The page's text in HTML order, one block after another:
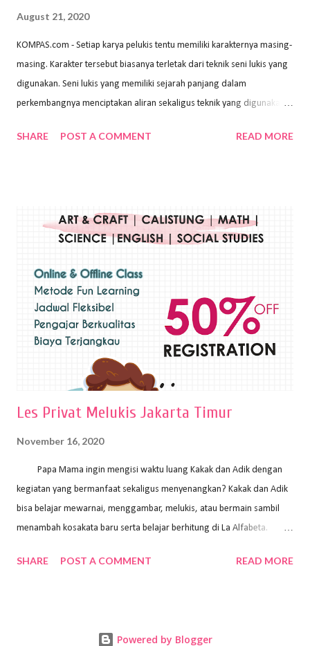
August 21, 2020
KOMPAS.com - Setiap karya pelukis tentu memiliki karakternya masing-
masing. Karakter tersebut biasanya terletak dari teknik seni lukis yang
digunakan. Seni lukis yang memiliki sejarah panjang dalam
perkembangnya menciptakan aliran sekaligus teknik yang digunakan.
Wayan Kun Adnyana, teknik yang berbeda tentunya akan
menggunakan bahan dasar cat air, cat akrilik, atau cat minyak dengan
sapuan warna cat yang tebal. Dengan memberikan sapuan warna
pelukis untuk menghasilkan lukisan yang mempesona dan tentunya
bernilai tinggi. Ciri teknik plakat Ciri-ciri teknik plakat, yaitu: Sapuan
warna yang kental dan tebal. Hasil lukisan menutupi seluruh bagian
medianya Mem...
SHARE POST A COMMENT READ MORE
Les Privat Melukis Jakarta Timur
November 16, 2020
Papa Mama ingin mengisi waktu luang Kakak dan Adik dengan
kegiatan yang bermanfaat sekaligus menyenangkan? Kakak dan Adik
bisa belajar mewarnai, menggambar, melukis, atau bermain sambil
menambah kosakata baru serta belajar berhitung di La Alfabeta.
kok untuk mengajar dengan metode yang fun, La Alfabeta
SHARE POST A COMMENT READ MORE
Powered by Blogger